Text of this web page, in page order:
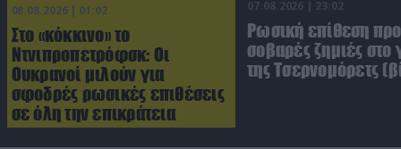
08.08.2026 | 01:02
Στο «κόκκινο» το
Ντνιπροπετρόφσκ: Οι
Ουκρανοί μιλούν για
σφοδρές ρωσικές επιθέσεις
σε όλη την επικράτεια
07.08.2026 | 23:02
Ρωσική επίθεση
σοβαρές ζημιές στο
της Τσερνομόρετς